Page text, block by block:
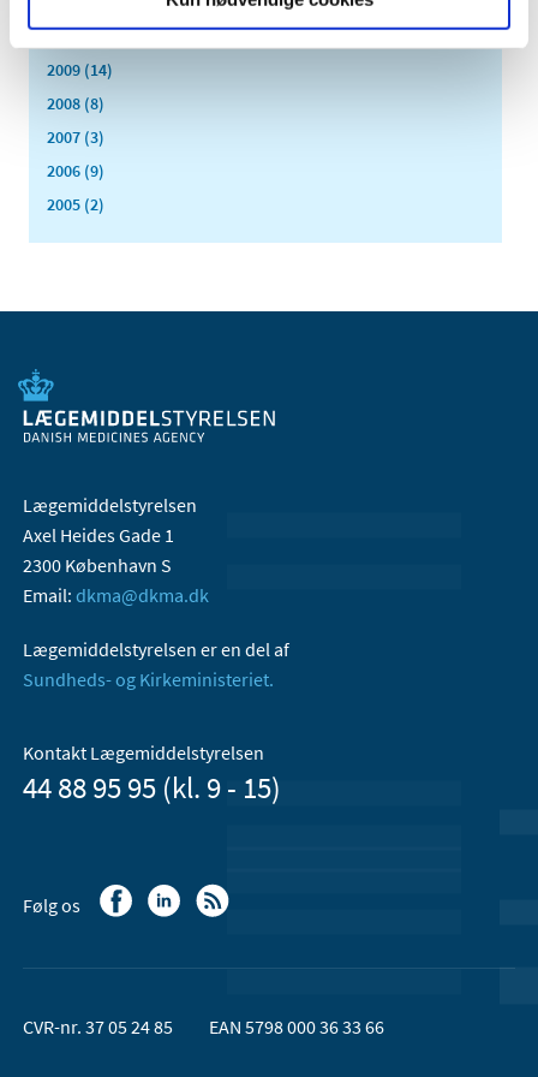
2010 (7)
2009 (14)
2008 (8)
2007 (3)
2006 (9)
2005 (2)
Lægemiddelstyrelsen
Axel Heides Gade 1
2300 København S
Email: dkma@dkma.dk
Lægemiddelstyrelsen er en del af
Sundheds- og Kirkeministeriet.
Kontakt Lægemiddelstyrelsen
44 88 95 95 (kl. 9 - 15)
Følg os
CVR-nr. 37 05 24 85 EAN 5798 000 36 33 66